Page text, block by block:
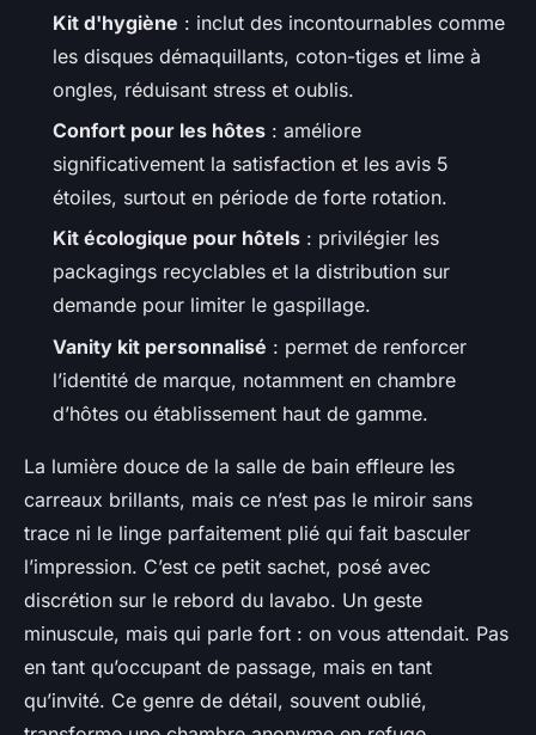
Kit d'hygiène : inclut des incontournables comme
les disques démaquillants, coton-tiges et lime à
ongles, réduisant stress et oublis.
Confort pour les hôtes : améliore
significativement la satisfaction et les avis 5
étoiles, surtout en période de forte rotation.
Kit écologique pour hôtels : privilégier les
packagings recyclables et la distribution sur
demande pour limiter le gaspillage.
Vanity kit personnalisé : permet de renforcer
l’identité de marque, notamment en chambre
d’hôtes ou établissement haut de gamme.
La lumière douce de la salle de bain effleure les
carreaux brillants, mais ce n’est pas le miroir sans
trace ni le linge parfaitement plié qui fait basculer
l’impression. C’est ce petit sachet, posé avec
discrétion sur le rebord du lavabo. Un geste
minuscule, mais qui parle fort : on vous attendait. Pas
en tant qu’occupant de passage, mais en tant
qu’invité. Ce genre de détail, souvent oublié,